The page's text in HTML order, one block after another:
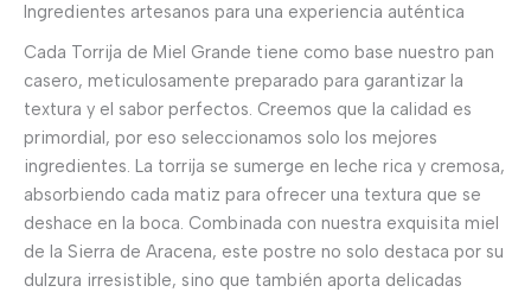
Ingredientes artesanos para una experiencia auténtica
Cada Torrija de Miel Grande tiene como base nuestro pan
casero, meticulosamente preparado para garantizar la
textura y el sabor perfectos. Creemos que la calidad es
primordial, por eso seleccionamos solo los mejores
ingredientes. La torrija se sumerge en leche rica y cremosa,
absorbiendo cada matiz para ofrecer una textura que se
deshace en la boca. Combinada con nuestra exquisita miel
de la Sierra de Aracena, este postre no solo destaca por su
dulzura irresistible, sino que también aporta delicadas